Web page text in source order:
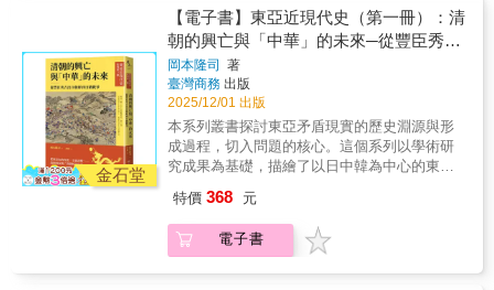
代，中日之間仍未徹底斷絕聯繫。戰爭本身也
深刻地改變了中國的「共和」進程，最終促使
中國共產黨的勝出，從而也決定性地改變了戰
後日中關係的格局。 中國追求「共和」的
內部奮鬥，是理解近代日中關係中最重要、也
最被忽略的變數。日本的對華政策的每一次轉
向，無論是提攜、干預，還是侵略，都源於其
對「中國將成為什麼樣的國家」的想像。而中
國內部的政治鬥爭，也往往利用對日關係作為
爭奪正當性的工具。於是，「對立」與「共
的兩種面向，兩者在中國「共和」的顛簸道路
上，相互糾纏，彼此激化，共同譜寫了這一段
複雜、矛盾又充滿悲劇性的百年史。
曖昧模糊的刻板印象感到疑惑，又或對徒具形
式的外在展現無法滿足，那麼就要從最根本的
理解著手。作者結合自身修行與教學經驗，將
古典劍術智慧轉化為當代語言，清楚呈現新當
流在現實生活中的應用價值。在日本傳統文化
中，「小習」一詞意指「入門教材」，含括所
需的先備知識與方法論，既能夠提供學習的架
構和步驟，也最能夠體現一門流儀的哲學起
點。而「當傳」一詞則表示，本書僅是一家之
言，既不具有代表他人發言的資格，也不欲建
立橫貫古今、恆常正確的論述。而是希望為當
代對日本劍術文化感興趣的人們，提供一本能
夠建立適切觀念的有用書籍，並期待邀請更多
與宗教衝突的背景下展開，揭示了跨文化交流
與個人抉擇之間錯綜複雜的張力。達爾林普更
進一步將故事置於「白蒙兀兒」現象的廣闊脈
絡中，勾勒出那些採納印度服飾、語言與習俗
的歐洲人，如何動搖了殖民統治所欲維持的種
族與權力界線。像「印度教徒史都華」與帶著
十三位印度妻子乘象散步的大衛・奧克特洛尼
爵士，便是這種文化融合的鮮活代表。透過大
本書揭露了一段被歷史忽略的愛情、背叛與文
化交涉的故事。這是一個宗教、文化與政治身
分並非固定不變，而是流動可變的時代，也是
一個顛覆帝國二元對立的混雜世界。 人們通常
認為愛情與戰爭分屬不同領域，除非是托爾斯
品而放棄針灸師職業的酒吞童子， 逐漸走出心
碎的女高中生橋姬， 今天，妖怪們依然和普通
人如你我一樣，在京都努力平凡地生活著。 帶
著這本書到京都散步吧， 或許你也會在下一個
轉角遇到傳說中的妖怪喔！ 本書蒐羅了22種今
天依然在京都生活著的妖怪，融合了現代元素
與古老傳說的奇妙生活，一起來看看現代化的
妖怪們如何在京都走跳。
金石堂
【電子書】東亞近現代史（第一冊）：清
朝的興亡與「中華」的未來─從豐臣秀吉
出兵朝鮮到日俄戰爭
岡本隆司
著
臺灣商務 出版
2025/12/01 出版
本系列叢書探討東亞矛盾現實的歷史淵源與形
成過程，切入問題的核心。這個系列以學術研
究成果為基礎，描繪了以日中韓為中心的東亞
一冊，重點在介紹清朝歷史。作者從動盪的東
亞視角出發，描繪出豐臣秀吉出兵朝鮮以降，
直到近代日俄戰爭為止的東亞世界。並企圖從
特價 368 元
電子書